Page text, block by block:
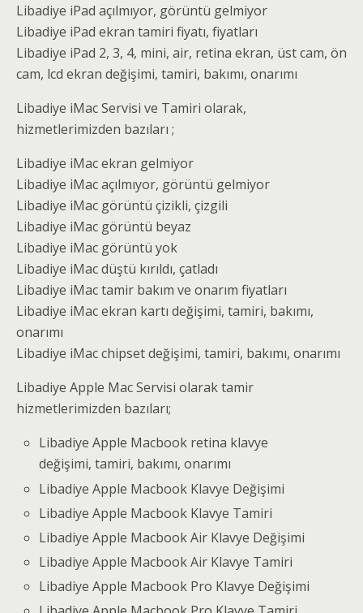
Libadiye iPad açılmıyor, görüntü gelmiyor
Libadiye iPad ekran tamiri fiyatı, fiyatları
Libadiye iPad 2, 3, 4, mini, air, retina ekran, üst cam, ön
cam, lcd ekran değişimi, tamiri, bakımı, onarımı
Libadiye iMac Servisi ve Tamiri olarak,
hizmetlerimizden bazıları ;
Libadiye iMac ekran gelmiyor
Libadiye iMac açılmıyor, görüntü gelmiyor
Libadiye iMac görüntü çizikli, çizgili
Libadiye iMac görüntü beyaz
Libadiye iMac görüntü yok
Libadiye iMac düştü kırıldı, çatladı
Libadiye iMac tamir bakım ve onarım fiyatları
Libadiye iMac ekran kartı değişimi, tamiri, bakımı,
onarımı
Libadiye iMac chipset değişimi, tamiri, bakımı, onarımı
Libadiye Apple Mac Servisi olarak tamir
hizmetlerimizden bazıları;
Libadiye Apple Macbook retina klavye
değişimi, tamiri, bakımı, onarımı
Libadiye Apple Macbook Klavye Değişimi
Libadiye Apple Macbook Klavye Tamiri
Libadiye Apple Macbook Air Klavye Değişimi
Libadiye Apple Macbook Air Klavye Tamiri
Libadiye Apple Macbook Pro Klavye Değişimi